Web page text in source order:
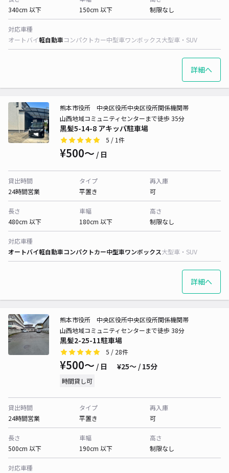
340cm 以下
150cm 以下
制限なし
対応車種
オートバイ軽自動車コンパクトカー中型車ワンボックス大型車・SUV
詳細へ
黒髪5-14-8 アキッパ駐車場
熊本市役所 中央区役所中央区役所関係機関帯
山西地域コミュニティセンターまで徒歩 35分
5 / 1件
¥500〜 / 日
貸出時間
24時間営業
タイプ
平置き
再入庫
可
長さ
480cm 以下
車幅
180cm 以下
高さ
制限なし
対応車種
オートバイ軽自動車コンパクトカー中型車ワンボックス大型車・SUV
詳細へ
黒髪2-25-11駐車場
熊本市役所 中央区役所中央区役所関係機関帯
山西地域コミュニティセンターまで徒歩 38分
5 / 28件
¥500〜 / 日 ¥25〜 / 15分
時間貸し可
貸出時間
24時間営業
タイプ
平置き
再入庫
可
長さ
500cm 以下
車幅
190cm 以下
高さ
制限なし
対応車種